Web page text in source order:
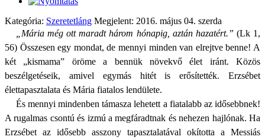
Kategória: Szeretetláng Megjelent: 2016. május 04. szerda
Mária még ott maradt három hónapig, aztán hazatért.” (Lk 1,
56) Összesen egy mondat, de mennyi minden van elrejtve benne! A
két „kismama” öröme a bennük növekvő élet iránt. Közös
beszélgetéseik, amivel egymás hitét is erősítették. Erzsébet
élettapasztalata és Mária fiatalos lendülete.
És mennyi mindenben támasza lehetett a fiatalabb az idősebbnek!
A rugalmas csontú és izmú a megfáradtnak és nehezen hajlónak. Ha
Erzsébet az idősebb asszony tapasztalatával okította a Messiás